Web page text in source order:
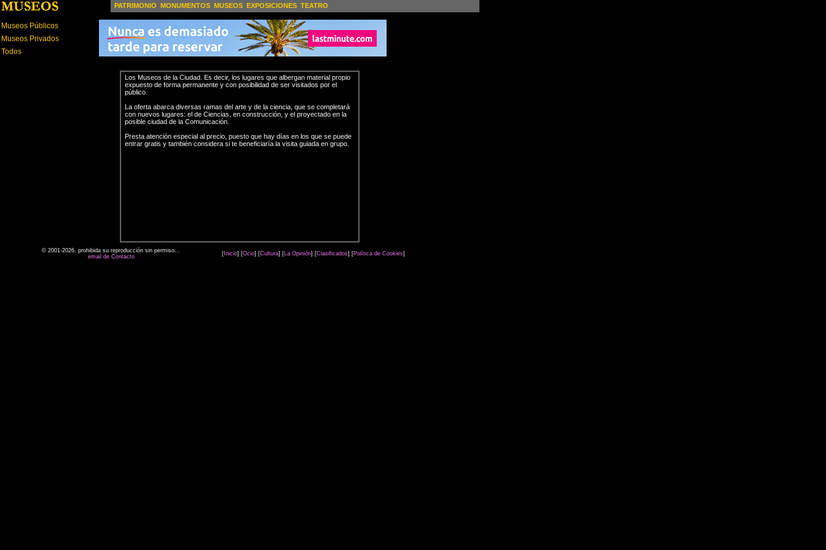
PATRIMONIO MONUMENTOS MUSEOS EXPOSICIONES TEATRO
Museos Públicos
Museos Privados
Todos
Los Museos de la Ciudad. Es decir, los lugares que albergan material propio
expuesto de forma permanente y con posibilidad de ser visitados por el
público.
La oferta abarca diversas ramas del arte y de la ciencia, que se completará
con nuevos lugares: el de Ciencias, en construcción, y el proyectado en la
posible ciudad de la Comunicación.
Presta atención especial al precio, puesto que hay días en los que se puede
entrar gratis y también considera si te beneficiaría la visita guiada en grupo.
© 2001-2026, prohibida su reproducción sin permiso...
email de Contacto
[ Inicio] [Ocio] [Cultura] [La Opinión] [Clasificados] [Política de Cookies]